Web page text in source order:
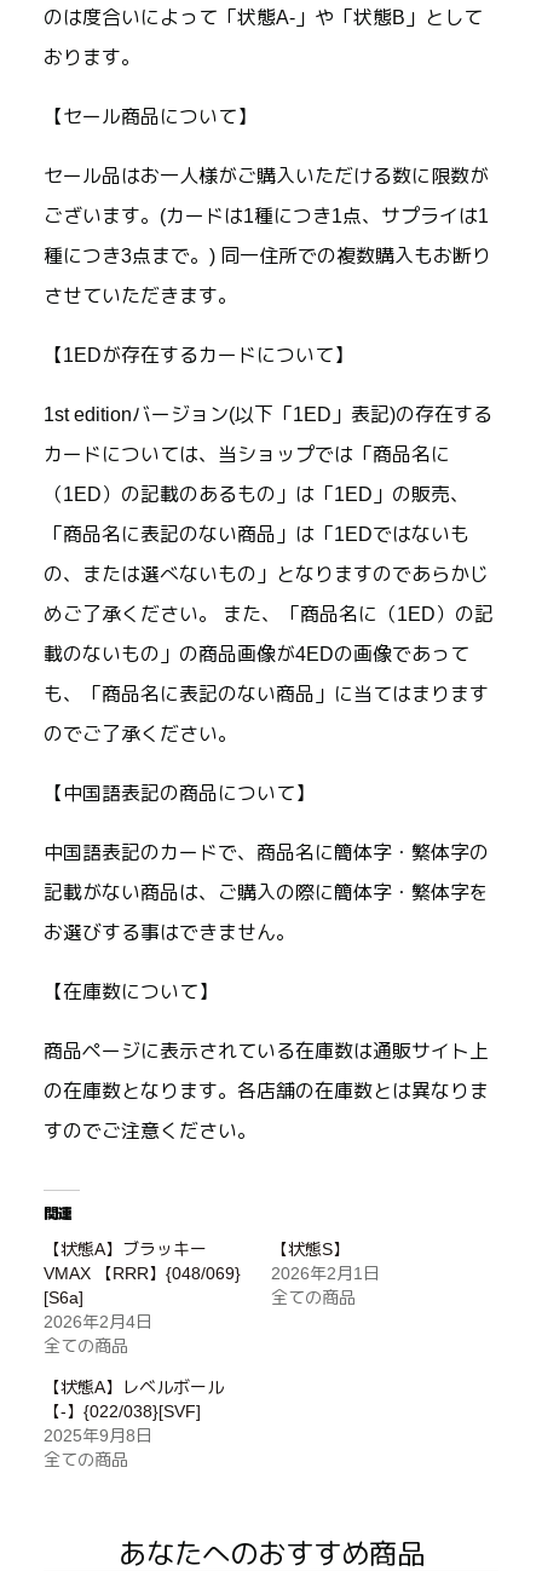
のは度合いによって「状態A-」や「状態B」として
おります。
【セール商品について】
セール品はお一人様がご購入いただける数に限数が
ございます。(カードは1種につき1点、サプライは1
種につき3点まで。) 同一住所での複数購入もお断り
させていただきます。
【1EDが存在するカードについて】
1st editionバージョン(以下「1ED」表記)の存在する
カードについては、当ショップでは「商品名に
（1ED）の記載のあるもの」は「1ED」の販売、
「商品名に表記のない商品」は「1EDではないも
の、または選べないもの」となりますのであらかじ
めご了承ください。 また、「商品名に（1ED）の記
載のないもの」の商品画像が4EDの画像であって
も、「商品名に表記のない商品」に当てはまります
のでご了承ください。
【中国語表記の商品について】
中国語表記のカードで、商品名に簡体字・繁体字の
記載がない商品は、ご購入の際に簡体字・繁体字を
お選びする事はできません。
【在庫数について】
商品ページに表示されている在庫数は通販サイト上
の在庫数となります。各店舗の在庫数とは異なりま
すのでご注意ください。
関連
【状態A】ブラッキー
VMAX 【RRR】{048/069}
[S6a]
2026年2月4日
全ての商品
【状態S】
2026年2月1日
全ての商品
【状態A】レベルボール
【-】{022/038}[SVF]
2025年9月8日
全ての商品
あなたへのおすすめ商品